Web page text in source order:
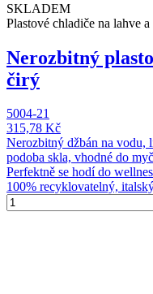
SKLADEM
Plastové chladiče na lahve
Nerozbitný
čirý
5004-21
315,78 Kč
Nerozbitný džbán na
podoba skla, vhodné do
Perfektně se hodí do
100% recyklovatelný,